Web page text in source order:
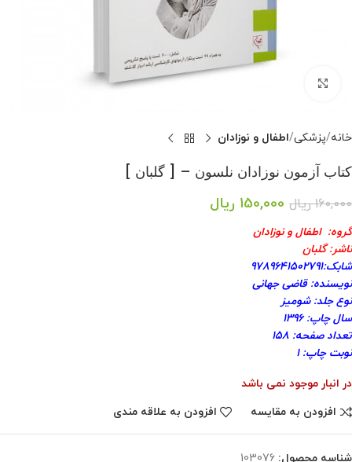
خانه پزشکی اطفال و نوزادان
کتاب آزمون نوزادان نلسون – [ گلبان ]
160,000 ریال 150,000 ریال
گروه: اطفال و نوزادان
ناشر: گلبان
شابک:۹۷۸۹۶۴۱۵۰۲۷۹۱
نویسنده: قاضی جهانی
نوع جلد: شومیز
سال چاپ: ۱۳۹۶
تعداد صفحه: ۱۵۸
نوبت چاپ: ۱
در انبار موجود نمی باشد
افزودن به مقایسه
افزودن به علاقه مندی
شناسه محصول: 103076